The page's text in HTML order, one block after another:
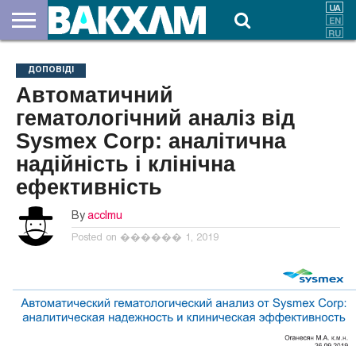
НАС
ВНЕСКИ
ДОКУМЕНТИ
НОВИНИ
КОНТАКТИ
ДОПОВІДІ
Автоматичний
гематологічний аналіз від
Sysmex Corp: аналітична
надійність і клінічна
ефективність
By acclmu
Posted on ������ 1, 2019